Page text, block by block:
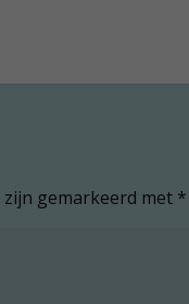
gemarkeerd met *